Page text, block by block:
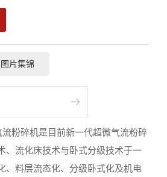
图片集锦
粉碎机是目前新一代超微气流粉碎
、流化床技术与卧式分级技术于一
、料层流态化、分级卧式化及机电